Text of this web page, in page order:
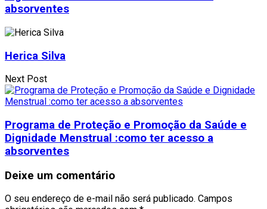
absorventes
Herica Silva
Next Post
Programa de Proteção e Promoção da Saúde e
Dignidade Menstrual :como ter acesso a
absorventes
Deixe um comentário
O seu endereço de e-mail não será publicado. Campos